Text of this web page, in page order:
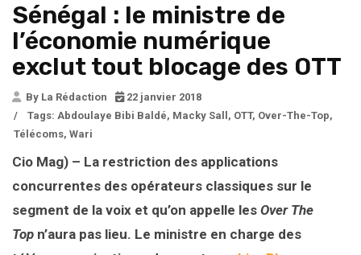
Sénégal : le ministre de
l’économie numérique
exclut tout blocage des OTT
By La Rédaction
22 janvier 2018
/
Tags: Abdoulaye Bibi Baldé, Macky Sall , OTT, Over-The-Top,
Télécoms, Wari
Cio Mag) – La restriction des applications
concurrentes des opérateurs classiques sur le
segment de la voix et qu’on appelle les Over The
Top n’aura pas lieu. Le ministre en charge des